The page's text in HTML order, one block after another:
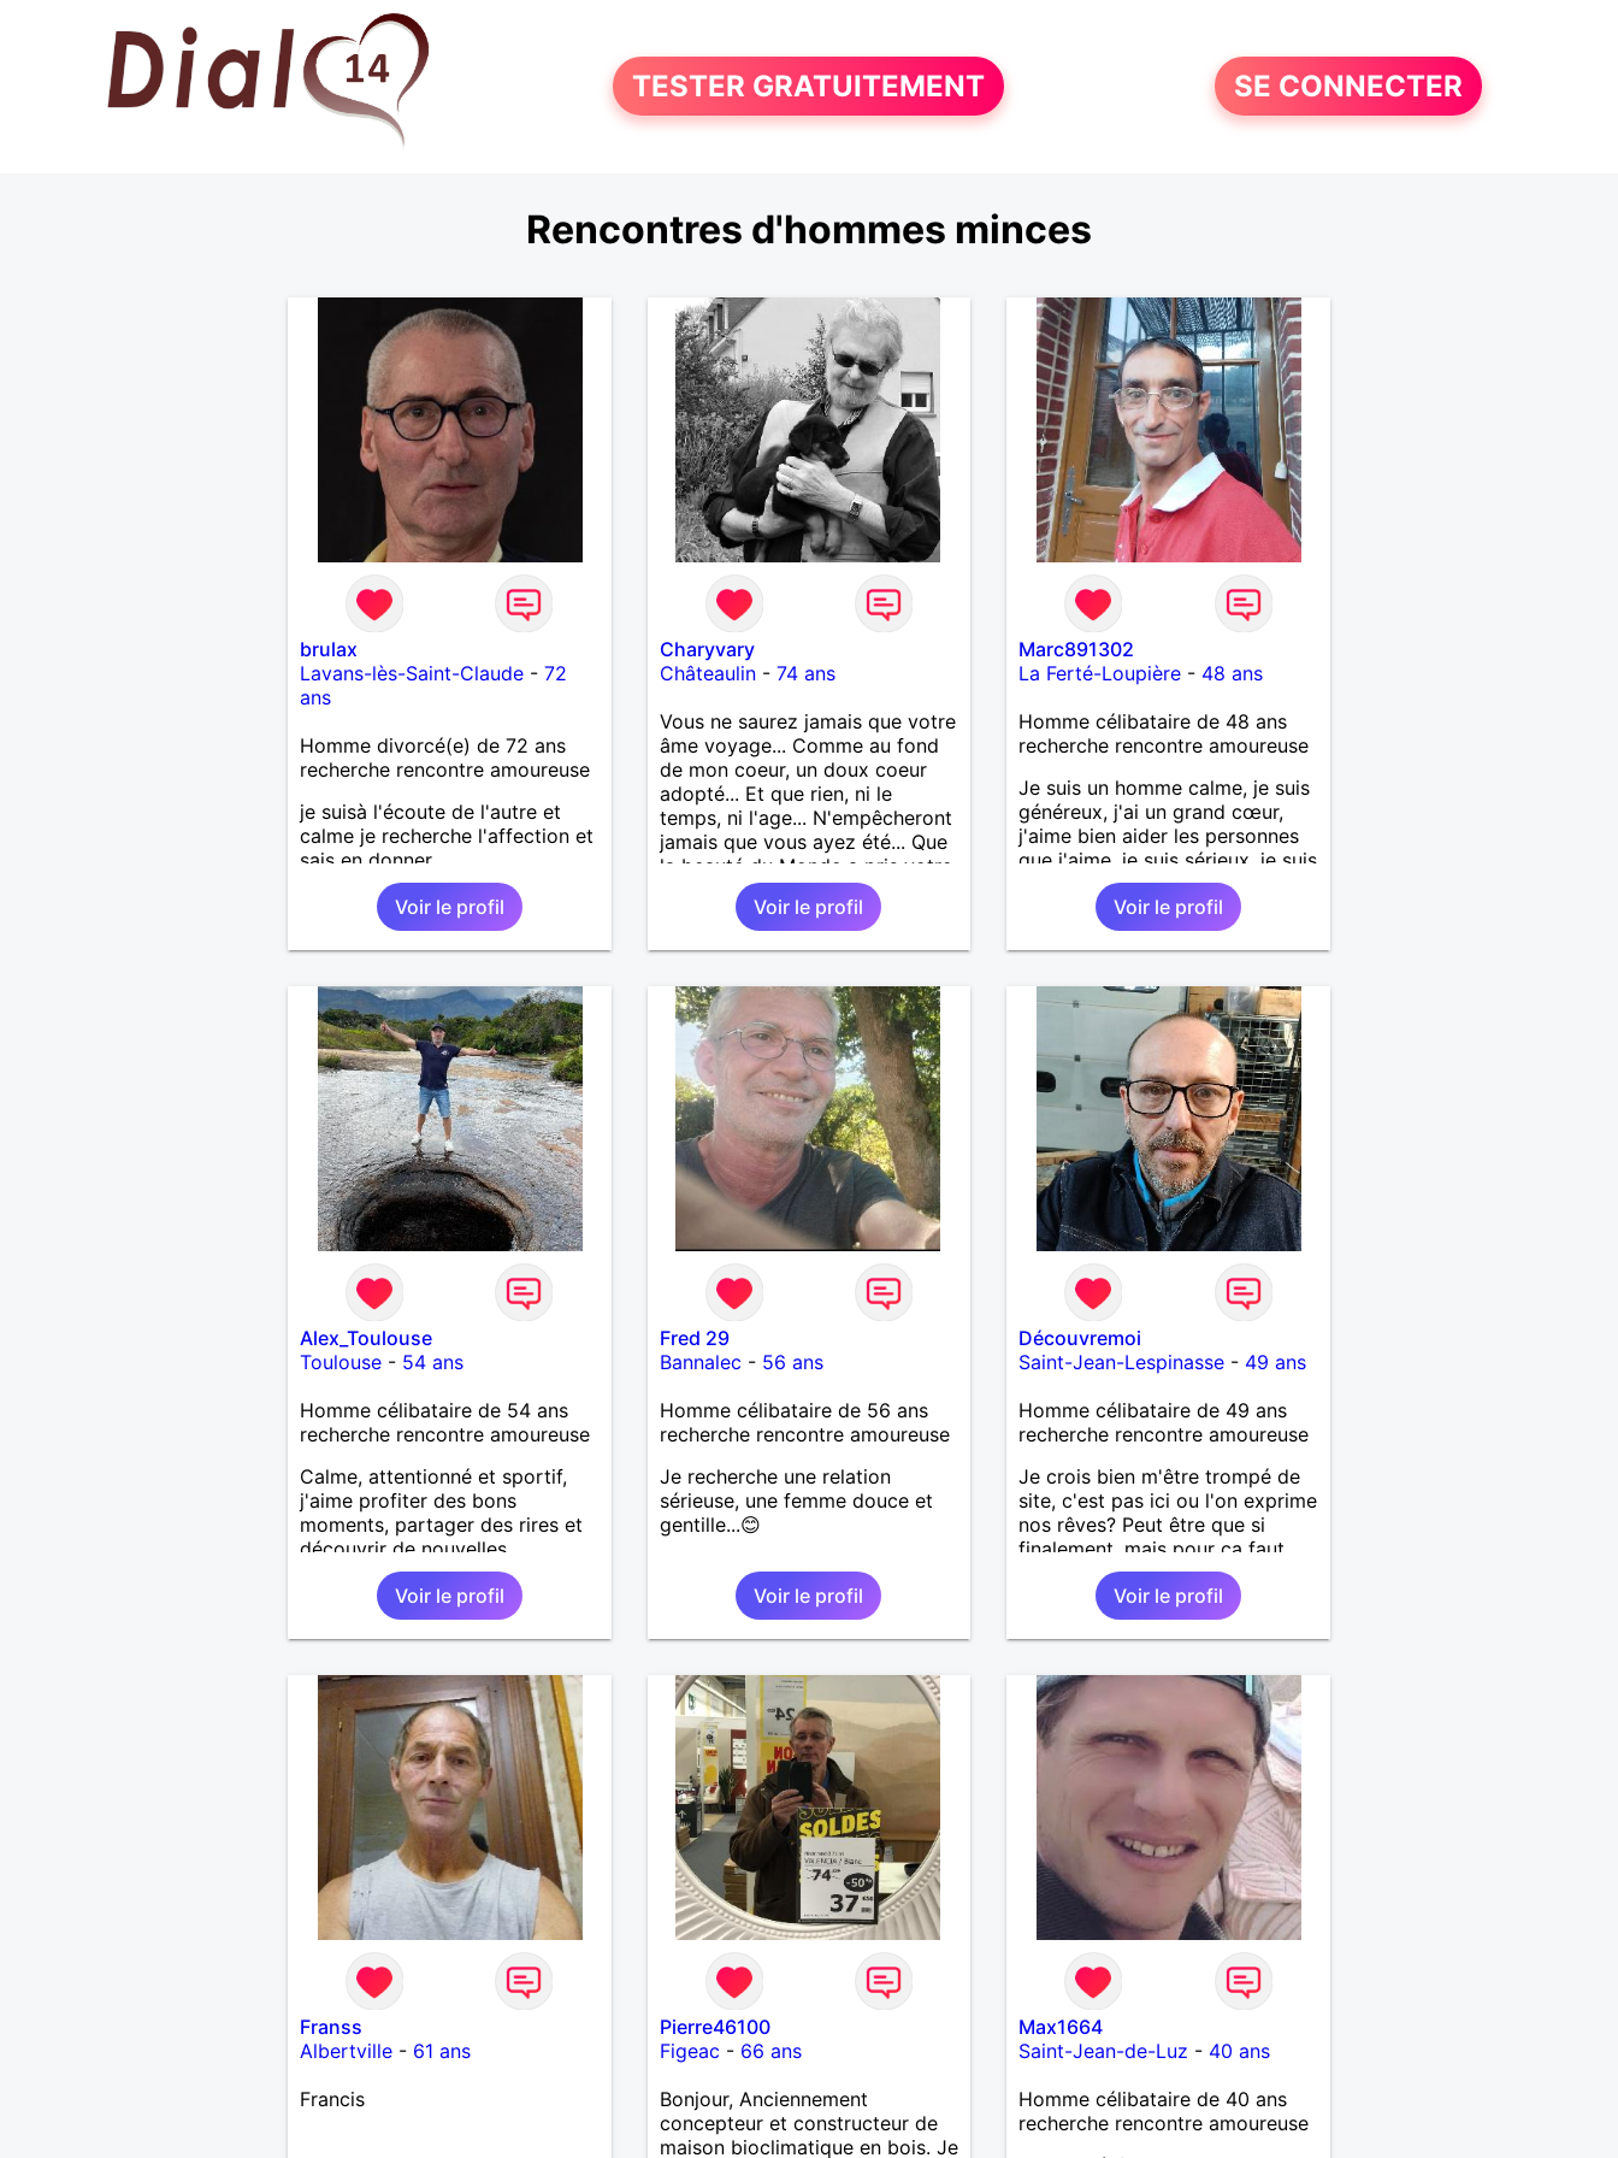
TESTER GRATUITEMENT SE CONNECTER
Rencontres d'hommes minces
brulax
Lavans-lès-Saint-Claude- 72
ans
Homme divorcé(e) de 72 ans
recherche rencontre amoureuse
je suisà l'écoute de l'autre et
calme je recherche l'affection et
sais en donner
Voir le profil
Charyvary
Châteaulin- 74 ans
Vous ne saurez jamais que votre
âme voyage... Comme au fond
de mon coeur, un doux coeur
adopté... Et que rien, ni le
temps, ni l'age... N'empêcheront
jamais que vous ayez été... Que
la beauté du Monde a pris votre
visage... Vous ne saurez jamais
que j’emporte votre âme...
Comme une lampe d’or qui
Voir le profil
Marc891302
La Ferté-Loupière - 48 ans
Homme célibataire de 48 ans
recherche rencontre amoureuse
Je suis un homme calme, je suis
généreux, j'ai un grand cœur,
j'aime bien aider les personnes
que j'aime, je suis sérieux, je suis
sincère, je suis honnête, j'aime
pas qu'on joue avec moi et
j'aime pas les mensonges. Je
cherche une relation amoureuse
Voir le profil
Alex_Toulouse
Toulouse- 54 ans
Homme célibataire de 54 ans
recherche rencontre amoureuse
Calme, attentionné et sportif,
j'aime profiter des bons
moments, partager des rires et
découvrir de nouvelles
expériences. Sincère et à
l'écoute, je recherche une
personne avec qui construire
une belle complicité et une
Voir le profil
Fred 29
Bannalec - 56 ans
Homme célibataire de 56 ans
recherche rencontre amoureuse
Je recherche une relation
sérieuse, une femme douce et
gentille...😊
Voir le profil
Découvremoi
Saint-Jean-Lespinasse - 49 ans
Homme célibataire de 49 ans
recherche rencontre amoureuse
Je crois bien m'être trompé de
site, c'est pas ici ou l'on exprime
nos rêves? Peut être que si
finalement, mais pour ça faut
trouver la personne attentive
que je cherche et pour qui je
saurais aussi être l'oreille,
l'homme doux et généreux,
et redonner de la confiance en
l'amour inconditionnel.
Voir le profil
Franss
Albertville- 61 ans
Francis
Pierre46100
Figeac - 66 ans
Bonjour, Anciennement
concepteur et constructeur de
maison bioclimatique en bois. Je
Max1664
Saint-Jean-de-Luz - 40 ans
Homme célibataire de 40 ans
recherche rencontre amoureuse